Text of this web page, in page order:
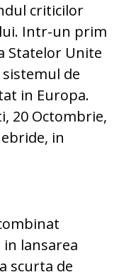
criticilor
Intr-un prim
Statelor Unite
de
in Europa.
20 Octombrie,
in
lansarea
scurta de